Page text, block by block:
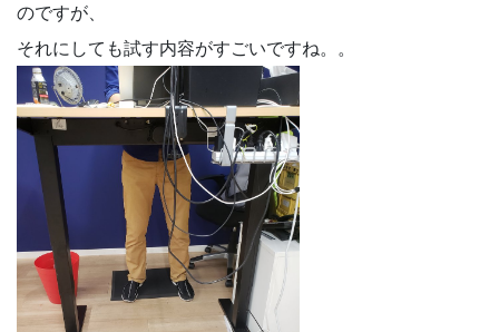
のですが、
それにしても試す内容がすごいですね。。